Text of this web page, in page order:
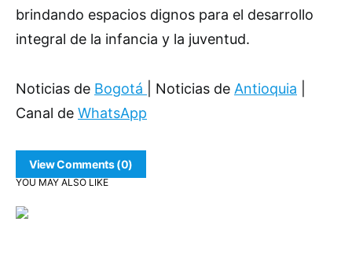
brindando espacios dignos para el desarrollo
integral de la infancia y la juventud.
Noticias de Bogotá | Noticias de Antioquia
Canal de WhatsApp
View Comments (0)
YOU MAY ALSO LIKE